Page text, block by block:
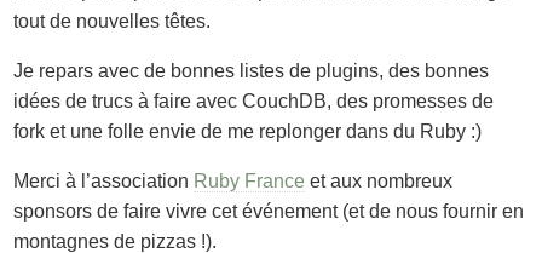
tout de nouvelles têtes.
Je repars avec de bonnes listes de plugins, des bonnes
idées de trucs à faire avec CouchDB, des promesses de
fork et une folle envie de me replonger dans du Ruby :)
Merci à l’association Ruby France et aux nombreux
sponsors de faire vivre cet événement (et de nous fournir en
montagnes de pizzas !).